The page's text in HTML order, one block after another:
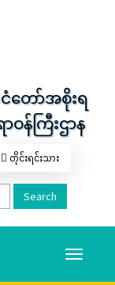
ငံတော်အစိုးရ
ဝန်ကြီးဌာန
တိုင်းရင်းသား
Search
Toggle